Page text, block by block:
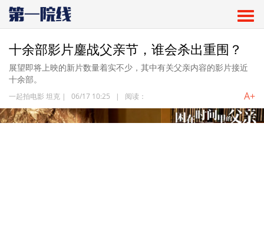
十余部影片鏖战父亲节，谁会杀出重围？
展望即将上映的新片数量着实不少，其中有关父亲内容的影片接近
十余部。
一起拍电影 坦克 | 06/17 10:25 | 阅读： A+